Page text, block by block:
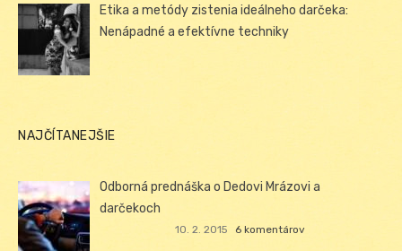
Etika a metódy zistenia ideálneho darčeka:
Nenápadné a efektívne techniky
NAJČÍTANEJŠIE
Odborná prednáška o Dedovi Mrázovi a
darčekoch
10. 2. 2015 6 komentárov